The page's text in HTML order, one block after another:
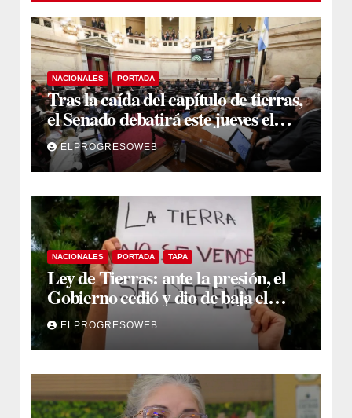
NACIONALES PORTADA
Tras la caída del capítulo de tierras,
el Senado debatirá este jueves el
proyecto sobre propiedad privada
ELPROGRESOWEB
NACIONALES PORTADA TAPA
Ley de Tierras: ante la presión, el
Gobierno cedió y dio de baja el
capítulo de la polémica
ELPROGRESOWEB